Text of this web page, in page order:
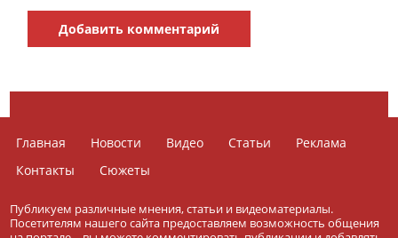
Добавить комментарий
Главная Новости Видео Статьи
Реклама
Контакты
Сюжеты
Публикуем различные мнения, статьи и видеоматериалы.
Посетителям нашего сайта предоставляем возможность общения